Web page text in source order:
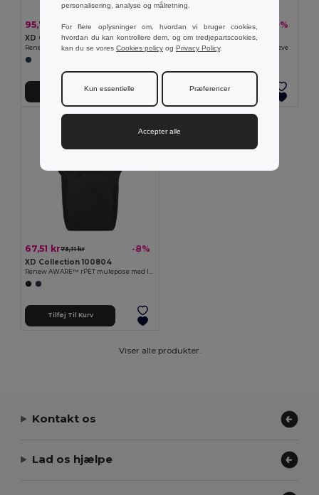
95,74 kr119,67 kr -20%
XD Collection 101038
Renew AWARE™ RPET 3 dele pakkeboks sæt
Tilføj Til Kurv
67,51 kr 73,11 kr -8%
XD Collection 102055
Renew AWARE™ rPET 16'' laptop sleeve
Tilføj Til Kurv
67,51 kr73,11 kr -8%
XD Collection 100804
Tilføj Til Kurv
Viser alle produkter.
Kontakt os
Lad os hjælpe
personalisering, analyse og målretning.
For flere oplysninger om, hvordan vi bruger cookies,
hvordan du kan kontrollere dem, og om tredjepartscookies,
kan du se vores Cookies policy og Privacy Policy.
Kun essentielle Præferencer
Accepter alle